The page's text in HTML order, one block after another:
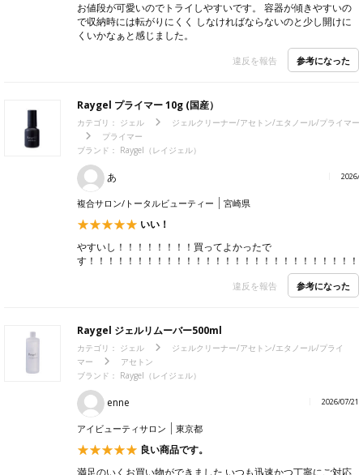
お値段が可愛いのでトライしやすいです。 容器が傾きやすいの
で収納時には転がりにくく しなければならないのと少し開けに
くいかなぁと感じました。
違反を報告 参考になった
Raygel プライマー 10g (国産）
カテゴリ： ジェル
ジェルクリーナー/アセトン/エタノール/プライマー
プライマー
ブランド： Raygel（レイジェル）
あ 2026/
複合サロン/トータルビューティー 宮崎県
いい！
やすいし！！！！！！！！買ってよかったで
す！！！！！！！！！！！！！！！！！！！！！！！！！！！！
違反を報告 参考になった
Raygel ジェルリムーバー500ml
カテゴリ： ジェル
ジェルクリーナー/アセトン/エタノール/プライ
マー
アセトン
ブランド： Raygel（レイジェル）
enne 2026/07/21
アイビューティサロン 東京都
良い商品です。
満足のいくお買い物ができました いつも迅速かつ丁寧にご対応